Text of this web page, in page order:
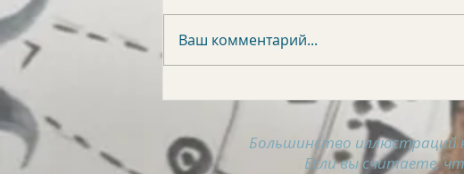
августа
Ваш комментарий...
Большинство иллюстраций
Если вы считаете,